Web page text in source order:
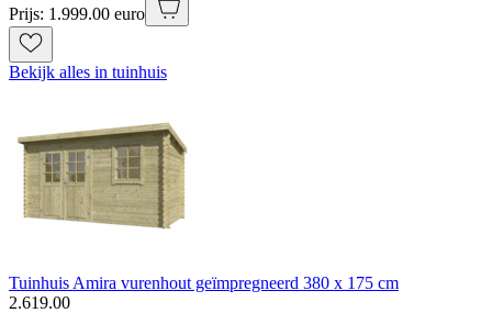
Prijs: 1.999.00 euro
Bekijk alles in tuinhuis
Tuinhuis Amira vurenhout geïmpregneerd 380 x 175 cm
2.619.00